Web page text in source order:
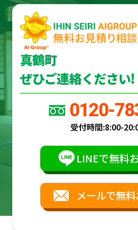
真鶴町
ぜひご連絡ください!
0120-
受付時間:8:00-
LINEで無料
メールで無